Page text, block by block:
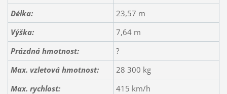
Délka:
23,57 m
Výška:
7,64 m
Prázdná hmotnost:
?
Max. vzletová hmotnost:
28 300 kg
Max. rychlost:
415 km/h